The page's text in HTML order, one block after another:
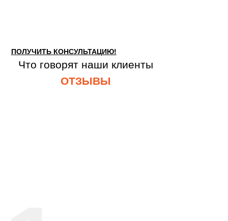
ПОЛУЧИТЬ КОНСУЛЬТАЦИЮ!
Что говорят наши клиенты
ОТЗЫВЫ